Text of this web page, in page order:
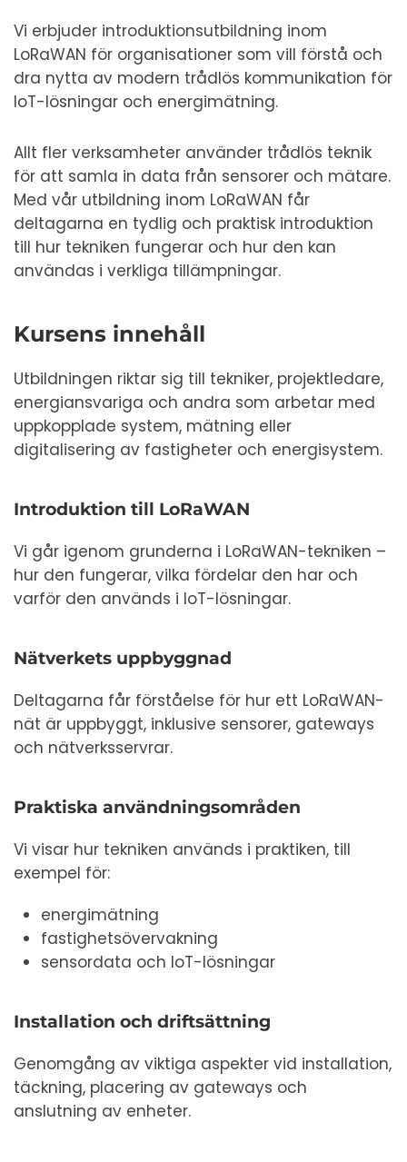
Vi erbjuder introduktionsutbildning inom
LoRaWAN för organisationer som vill förstå och
dra nytta av modern trådlös kommunikation för
IoT-lösningar och energimätning.
Allt fler verksamheter använder trådlös teknik
för att samla in data från sensorer och mätare.
Med vår utbildning inom LoRaWAN får
deltagarna en tydlig och praktisk introduktion
till hur tekniken fungerar och hur den kan
användas i verkliga tillämpningar.
Kursens innehåll
Utbildningen riktar sig till tekniker, projektledare,
energiansvariga och andra som arbetar med
uppkopplade system, mätning eller
digitalisering av fastigheter och energisystem.
Introduktion till LoRaWAN
Vi går igenom grunderna i LoRaWAN-tekniken –
hur den fungerar, vilka fördelar den har och
varför den används i IoT-lösningar.
Nätverkets uppbyggnad
Deltagarna får förståelse för hur ett LoRaWAN-
nät är uppbyggt, inklusive sensorer, gateways
och nätverksservrar.
Praktiska användningsområden
Vi visar hur tekniken används i praktiken, till
exempel för:
energimätning
fastighetsövervakning
sensordata och IoT-lösningar
Installation och driftsättning
Genomgång av viktiga aspekter vid installation,
täckning, placering av gateways och
anslutning av enheter.